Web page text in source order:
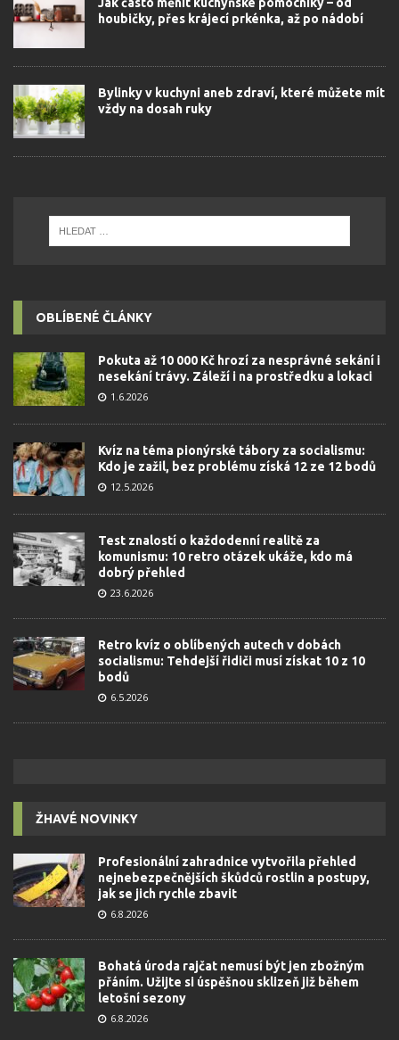
houbičky, přes krájecí prkénka, až po nádobí
Bylinky v kuchyni aneb zdraví, které můžete mít
vždy na dosah ruky
OBLÍBENÉ ČLÁNKY
Pokuta až 10 000 Kč hrozí za nesprávné sekání i
nesekání trávy. Záleží i na prostředku a lokaci
1.6.2026
Kvíz na téma pionýrské tábory za socialismu:
Kdo je zažil, bez problému získá 12 ze 12 bodů
12.5.2026
Test znalostí o každodenní realitě za
komunismu: 10 retro otázek ukáže, kdo má
dobrý přehled
23.6.2026
Retro kvíz o oblíbených autech v dobách
socialismu: Tehdejší řidiči musí získat 10 z 10
bodů
6.5.2026
ŽHAVÉ NOVINKY
Profesionální zahradnice vytvořila přehled
nejnebezpečnějších škůdců rostlin a postupy,
jak se jich rychle zbavit
6.8.2026
Bohatá úroda rajčat nemusí být jen zbožným
přáním. Užijte si úspěšnou sklizeň již během
letošní sezony
6.8.2026